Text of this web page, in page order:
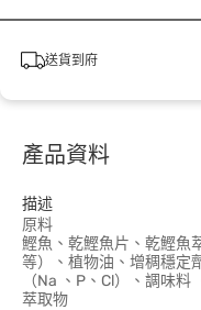
送貨到府
產品資料
描述
原料
鰹魚、乾鰹魚片、乾鰹魚
等）、植物油、增稠穩定
（Na 、P、Cl）、調味
萃取物